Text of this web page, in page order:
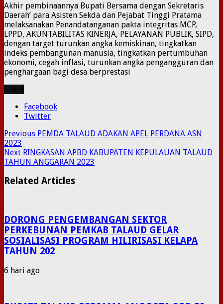
Akhir pembinaannya Bupati Bersama dengan Sekretaris
Daerah’ para Asisten Sekda dan Pejabat Tinggi Pratama
melaksanakan Penandatanganan pakta integritas MCP,
LPPD, AKUNTABILITAS KINERJA, PELAYANAN PUBLIK, SIPD,
dengan target turunkan angka kemiskinan, tingkatkan
indeks pembangunan manusia, tingkatkan pertumbuhan
ekonomi, cegah inflasi, turunkan angka pengangguran dan
penghargaan bagi desa berprestasi
Facebook
Twitter
Previous PEMDA TALAUD ADAKAN APEL PERDANA ASN
2023
Next RINGKASAN APBD KABUPATEN KEPULAUAN TALAUD
TAHUN ANGGARAN 2023
Related Articles
DORONG PENGEMBANGAN SEKTOR
PERKEBUNAN PEMKAB TALAUD GELAR
SOSIALISASI PROGRAM HILIRISASI KELAPA
TAHUN 202
6 hari ago